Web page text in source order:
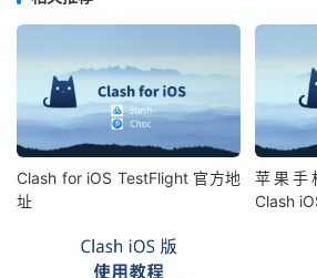
Clash for iOS TestFlight 官方地
址
苹果手
Clash